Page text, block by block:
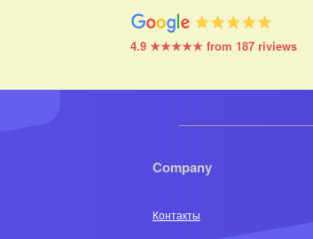
4.9 ★★★★★ from 187 riviews
Company
Контакты